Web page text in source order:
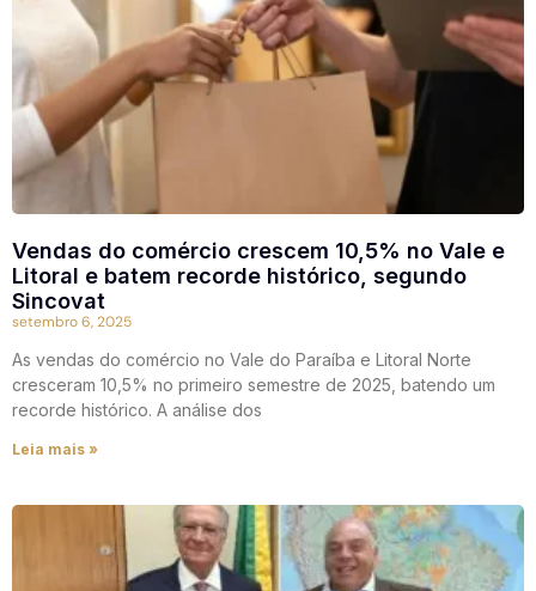
Vendas do comércio crescem 10,5% no Vale e
Litoral e batem recorde histórico, segundo
Sincovat
setembro 6, 2025
As vendas do comércio no Vale do Paraíba e Litoral Norte
cresceram 10,5% no primeiro semestre de 2025, batendo um
recorde histórico. A análise dos
Leia mais »